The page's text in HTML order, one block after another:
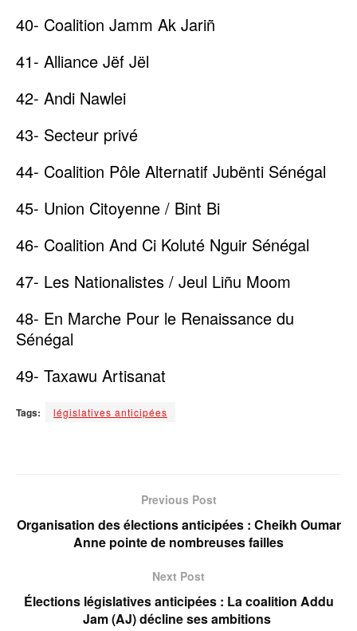
40- Coalition Jamm Ak Jariñ
41- Alliance Jëf Jël
42- Andi Nawlei
43- Secteur privé
44- Coalition Pôle Alternatif Jubënti Sénégal
45- Union Citoyenne / Bint Bi
46- Coalition And Ci Koluté Nguir Sénégal
47- Les Nationalistes / Jeul Liñu Moom
48- En Marche Pour le Renaissance du
Sénégal
49- Taxawu Artisanat
Tags: législatives anticipées
Previous Post
Organisation des élections anticipées : Cheikh Oumar
Anne pointe de nombreuses failles
Next Post
Élections législatives anticipées : La coalition Addu
Jam (AJ) décline ses ambitions